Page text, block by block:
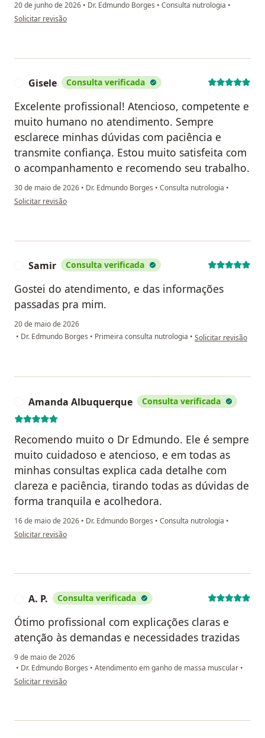
20 de junho de 2026 • Dr. Edmundo Borges • Consulta nutrologia •
na opinião do utilizador Marta Helena Archanjo
Solicitar revisão
Gisele Consulta verificada
Excelente profissional! Atencioso, competente e
muito humano no atendimento. Sempre
esclarece minhas dúvidas com paciência e
transmite confiança. Estou muito satisfeita com
o acompanhamento e recomendo seu trabalho.
30 de maio de 2026 • Dr. Edmundo Borges • Consulta nutrologia •
na opinião do utilizador Gisele
Solicitar revisão
Samir Consulta verificada
Gostei do atendimento, e das informações
passadas pra mim.
20 de maio de 2026
• Dr. Edmundo Borges • Primeira consulta nutrologia • na opinião do
Solicitar revisão
Amanda Albuquerque Consulta verificada
Recomendo muito o Dr Edmundo. Ele é sempre
muito cuidadoso e atencioso, e em todas as
minhas consultas explica cada detalhe com
clareza e paciência, tirando todas as dúvidas de
forma tranquila e acolhedora.
16 de maio de 2026 • Dr. Edmundo Borges • Consulta nutrologia •
na opinião do utilizador Amanda Albuquerque
Solicitar revisão
A. P. Consulta verificada
Ótimo profissional com explicações claras e
atenção às demandas e necessidades trazidas
9 de maio de 2026
• Dr. Edmundo Borges • Atendimento em ganho de massa muscular •
na opinião do utilizador A. P.
Solicitar revisão